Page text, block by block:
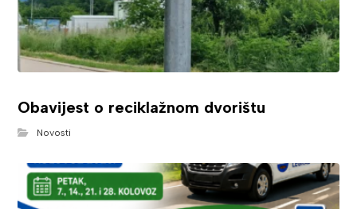
Obavijest o reciklažnom dvorištu
Novosti